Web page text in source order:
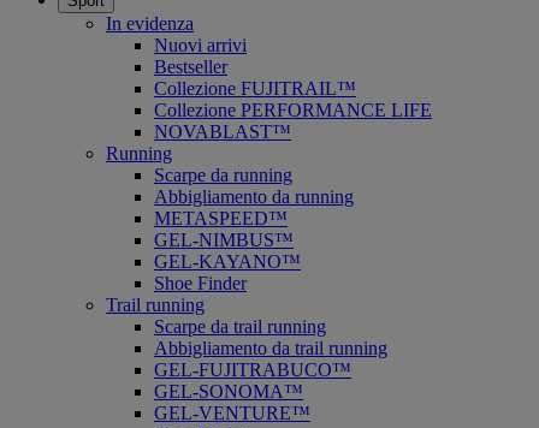
In evidenza
Nuovi arrivi
Bestseller
Collezione FUJITRAIL™
Collezione PERFORMANCE LIFE
NOVABLAST™
Running
Scarpe da running
Abbigliamento da running
METASPEED™
GEL-NIMBUS™
GEL-KAYANO™
Shoe Finder
Trail running
Scarpe da trail running
Abbigliamento da trail running
GEL-FUJITRABUCO™
GEL-SONOMA™
GEL-VENTURE™